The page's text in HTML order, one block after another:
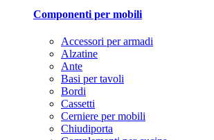
Componenti per mobili
Accessori per armadi
Alzatine
Ante
Basi per tavoli
Bordi
Cassetti
Cerniere per mobili
Chiudiporta